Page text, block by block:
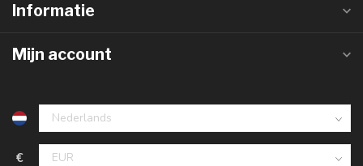
Informatie
Mijn account
€